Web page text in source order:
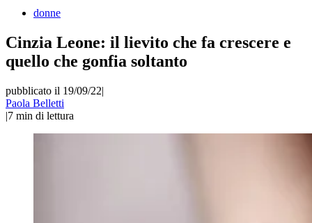
donne
Cinzia Leone: il lievito che fa crescere e
quello che gonfia soltanto
pubblicato il 19/09/22|
Paola Belletti
|7 min di lettura